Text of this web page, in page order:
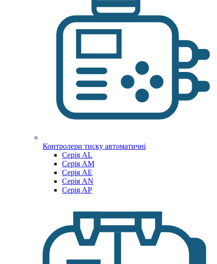
Контролери тиску автоматичні
Cерія AL
Cерія AM
Серія AE
Серія AN
Серія AP